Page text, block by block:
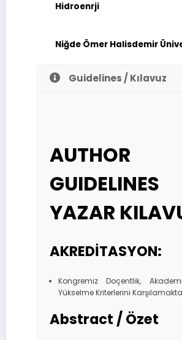
Hidroenrji
Niğde Ömer Halisdemir
Guidelines / Kılavuz
AUTHOR
YAZAR
AKREDİTASYON:
Kongremiz Doçentlik,
Yükselme Kriterlerini
Abstract / Özet